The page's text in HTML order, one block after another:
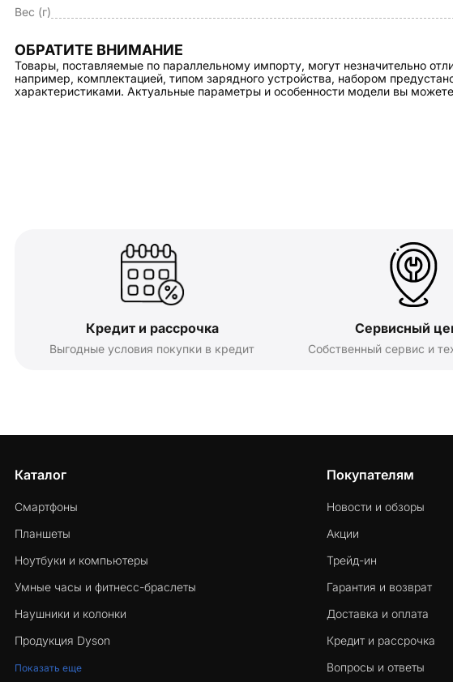
Вес (г)
ОБРАТИТЕ ВНИМАНИЕ
Товары, поставляемые по параллельному импорту, могут незначительно
например, комплектацией, типом зарядного устройства, набором
характеристиками. Актуальные параметры и особенности модели вы
Кредит и рассрочка
Выгодные условия покупки в кредит
Сервисный
Собственный сервис и
Каталог
Смартфоны
Планшеты
Ноутбуки и компьютеры
Умные часы и фитнесс-браслеты
Наушники и колонки
Продукция Dyson
Показать еще
Покупателям
Новости и обзоры
Акции
Трейд-ин
Гарантия и возврат
Доставка и оплата
Кредит и рассрочка
Вопросы и ответы